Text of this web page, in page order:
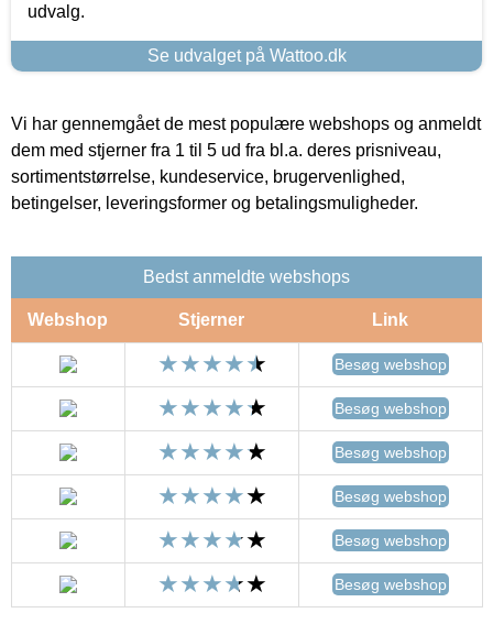
udvalg.
Se udvalget på Wattoo.dk
Vi har gennemgået de mest populære webshops og anmeldt
dem med stjerner fra 1 til 5 ud fra bl.a. deres prisniveau,
sortimentstørrelse, kundeservice, brugervenlighed,
betingelser, leveringsformer og betalingsmuligheder.
Bedst anmeldte webshops
Webshop Stjerner Link
Besøg webshop
Besøg webshop
Besøg webshop
Besøg webshop
Besøg webshop
Besøg webshop